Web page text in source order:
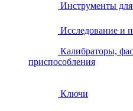
Инструменты
Исследование и
Калибраторы,
приспособления
Ключи